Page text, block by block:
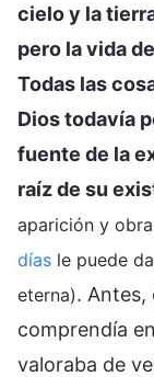
cielo y la
pero la vida
Todas las
Dios todavía
fuente de la
raíz de su
aparición y
días le puede
eterna). Antes,
comprendía
valoraba de